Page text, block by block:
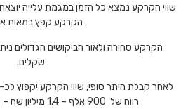
שווי הקרקע נמצא כל הזמן במגמת עלייה
הקרקע קפץ במאות
הקרקע סחירה ולאור הביקושים הגדולים
שקלים.
רווח של 900 אלף – 1.4 מיליון שח – עוד לפני שלב הבניה.